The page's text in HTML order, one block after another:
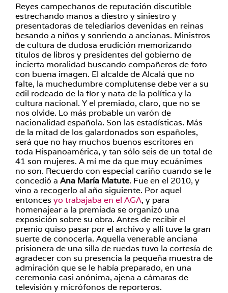
Reyes campechanos de reputación discutible
estrechando manos a diestro y siniestro y
presentadoras de telediarios devenidas en reinas
besando a niños y sonriendo a ancianas. Ministros
de cultura de dudosa erudición memorizando
títulos de libros y presidentes del gobierno de
incierta moralidad buscando compañeros de foto
con buena imagen. El alcalde de Alcalá que no
falte, la muchedumbre complutense debe ver a su
edil rodeado de la flor y nata de la política y la
cultura nacional. Y el premiado, claro, que no se
nos olvide. Lo más probable un varón de
nacionalidad española. Son las estadísticas. Más
de la mitad de los galardonados son españoles,
será que no hay muchos buenos escritores en
toda Hispanoamérica, y tan sólo seis de un total de
41 son mujeres. A mí me da que muy ecuánimes
no son. Recuerdo con especial cariño cuando se le
concedió a Ana María Matute. Fue en el 2010, y
vino a recogerlo al año siguiente. Por aquel
entonces yo trabajaba en el AGA, y para
homenajear a la premiada se organizó una
exposición sobre su obra. Antes de recibir el
premio quiso pasar por el archivo y allí tuve la gran
suerte de conocerla. Aquella venerable anciana
prisionera de una silla de ruedas tuvo la cortesía de
agradecer con su presencia la pequeña muestra de
admiración que se le había preparado, en una
ceremonia casi anónima, ajena a cámaras de
televisión y micrófonos de reporteros.